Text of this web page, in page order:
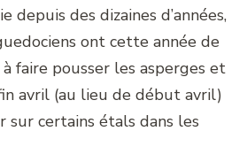
depuis des dizaines d’années,
ont cette année de
faire pousser les asperges et
avril (au lieu de début avril)
sur certains étals dans les